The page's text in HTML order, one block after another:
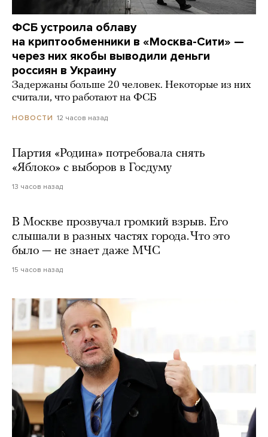
ФСБ устроила облаву
на криптообменники в «Москва-Сити» —
через них якобы выводили деньги
россиян в Украину
Задержаны больше 20 человек. Некоторые из них
считали, что работают на ФСБ
НОВОСТИ 12 часов назад
Партия «Родина» потребовала снять
«Яблоко» с выборов в Госдуму
13 часов назад
В Москве прозвучал громкий взрыв. Его
слышали в разных частях города. Что это
было — не знает даже МЧС
15 часов назад